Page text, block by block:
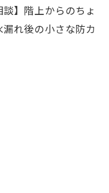
談】階上からのちょ
れ後の小さな防カ